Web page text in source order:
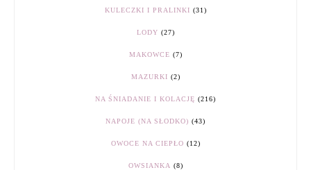
KULECZKI I PRALINKI (31)
LODY (27)
MAKOWCE (7)
MAZURKI (2)
NA ŚNIADANIE I KOLACJĘ (216)
NAPOJE (NA SŁODKO) (43)
OWOCE NA CIEPŁO (12)
OWSIANKA (8)